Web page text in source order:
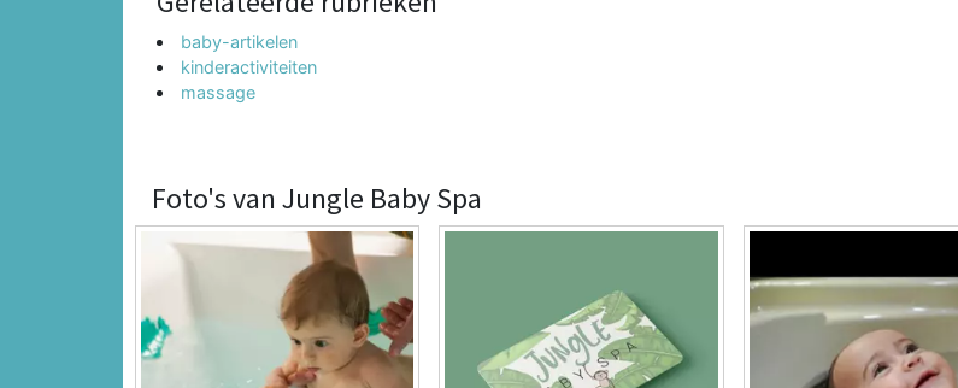
baby-artikelen
kinderactiviteiten
massage
Foto's van Jungle Baby Spa